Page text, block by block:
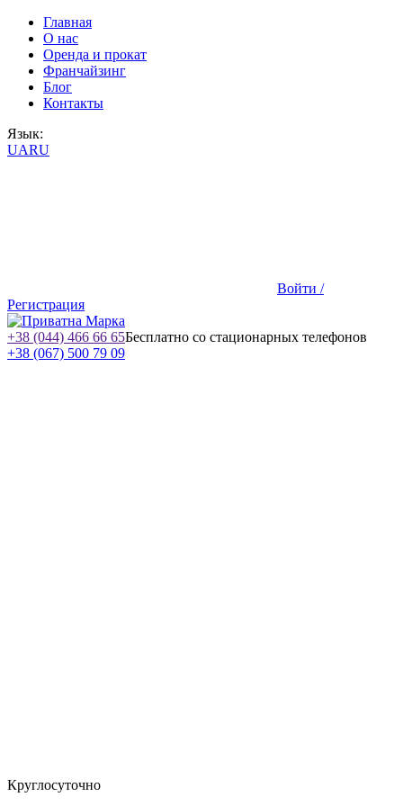
Главная
О нас
Оренда и прокат
Франчайзинг
Блог
Контакты
Язык:
UARU
Войти /
Регистрация
+38 (044) 466 66 65Бесплатно со стационарных телефонов
+38 (067) 500 79 09
Круглосуточно